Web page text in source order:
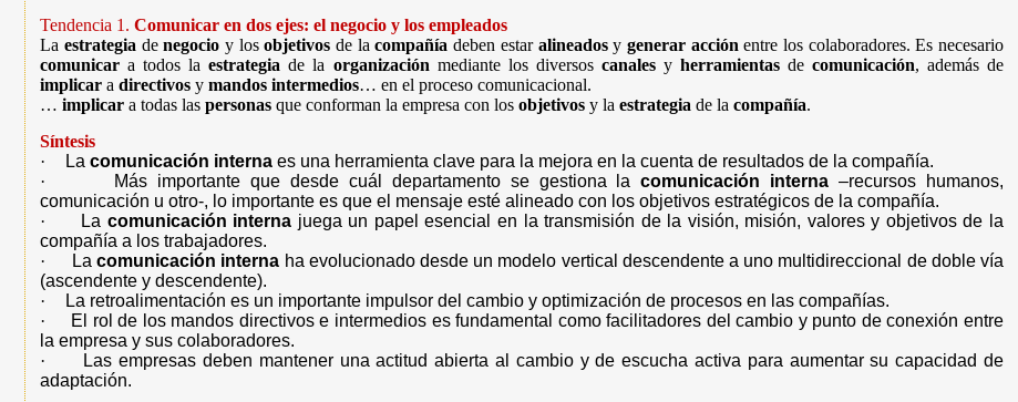
Tendencia 1. Comunicar en dos ejes: el negocio y los empleados
La estrategia denegocio y losobjetivos de lacompañía deben estar alineadosy generar acción entre los colaboradores. Es necesario
comunicar a todos laestrategia de la organización mediante los diversos canalesy herramientasde comunicación, además de
implicar adirectivos ymandos intermedios… en el proceso comunicacional.
…implicar a todas laspersonas que conforman la empresa con losobjetivos y laestrategia de lacompañía.
Síntesis
·
Lacomunicación interna es una herramienta clave para la mejora en la cuenta de resultados de la compañía.
·
Más importante que desde cuál departamento se gestiona lacomunicación interna –recursos humanos,
comunicación u otro-, lo importante es que el mensaje esté alineado con los objetivos estratégicos de la compañía.
·
La comunicación interna juega un papel esencial en la transmisión de la visión, misión, valores y objetivos de la
compañía a los trabajadores.
·
Lacomunicación interna ha evolucionado desde un modelo vertical descendente a uno multidireccional de doble vía
(ascendente y descendente).
·
La retroalimentación es un importante impulsor del cambio y optimización de procesos en las compañías.
·
El rol de los mandos directivos e intermedios es fundamental como facilitadores del cambio y punto de conexión entre
la empresa y sus colaboradores.
·
Las empresas deben mantener una actitud abierta al cambio y de escucha activa para aumentar su capacidad de
adaptación.